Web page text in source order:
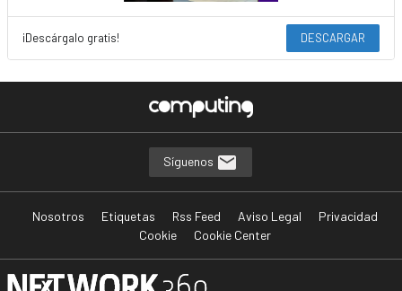
¡Descárgalo gratis! DESCARGAR
Síguenos
Nosotros Etiquetas Rss Feed Aviso Legal
Privacidad
Cookie
Cookie Center